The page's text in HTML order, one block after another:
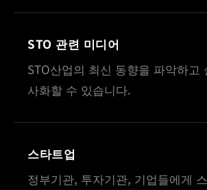
STO 관련 미디어
STO산업의 최신 동향을 파악하고
사화할 수 있습니다.
스타트업
정부기관, 투자기관, 기업들에게